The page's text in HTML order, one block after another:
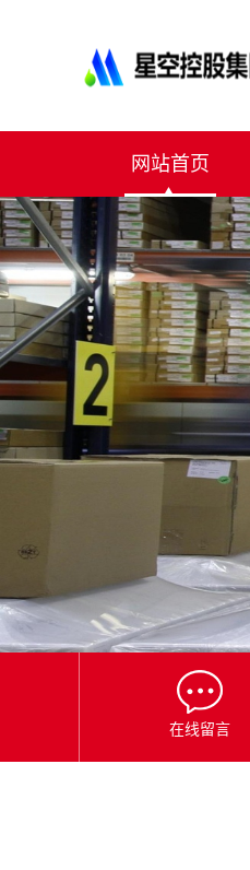
有
仓
储
货
架|
超
货
架|
重
型
货
架
制
造
网
网站首页
在线留言